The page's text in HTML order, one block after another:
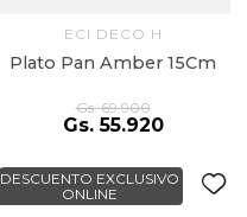
ECI DECO H
Plato Pan Amber 15Cm
Gs. 69.900
Gs. 55.920
DESCUENTO EXCLUSIVO
ONLINE